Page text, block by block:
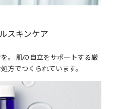
スキンケア
。 肌の自立をサポートする厳
方でつくられています。